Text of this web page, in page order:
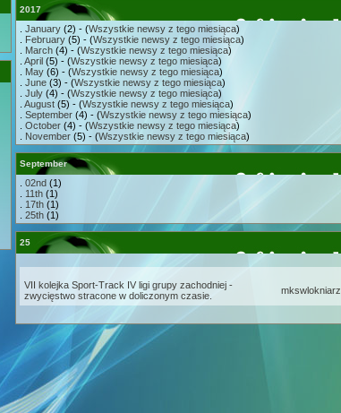
2017
January (2) - (Wszystkie newsy z tego miesiąca)
February (5) - (Wszystkie newsy z tego miesiąca)
March (4) - (Wszystkie newsy z tego miesiąca)
April (5) - (Wszystkie newsy z tego miesiąca)
May (6) - (Wszystkie newsy z tego miesiąca)
June (3) - (Wszystkie newsy z tego miesiąca)
July (4) - (Wszystkie newsy z tego miesiąca)
August (5) - (Wszystkie newsy z tego miesiąca)
September (4) - (Wszystkie newsy z tego miesiąca)
October (4) - (Wszystkie newsy z tego miesiąca)
November (5) - (Wszystkie newsy z tego miesiąca)
September
02nd (1)
11th (1)
17th (1)
25th (1)
25
VII kolejka Sport-Track IV ligi grupy zachodniej -
zwycięstwo stracone w doliczonym czasie.
mkswlokniarz